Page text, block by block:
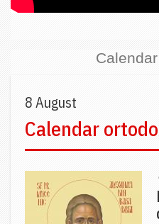
8 August
Calendar